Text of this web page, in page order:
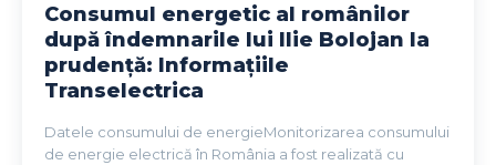
Consumul energetic al românilor
după îndemnarile lui Ilie Bolojan la
prudență: Informațiile
Transelectrica
Datele consumului de energieMonitorizarea consumului
de energie electrică în România a fost realizată cu